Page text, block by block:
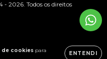
de cookies para
ENTENDI
2026. Todos os direitos